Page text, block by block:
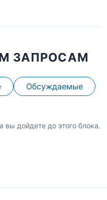
ЗАПРОСАМ
Обсуждаемые
вы дойдете до этого блока.